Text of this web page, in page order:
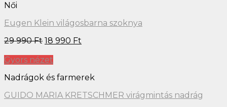
Női
Eugen Klein világosbarna szoknya
29 990Ft 18 990 Ft
Gyors nézet
Nadrágok és farmerek
GUIDO MARIA KRETSCHMER virágmintás nadrág